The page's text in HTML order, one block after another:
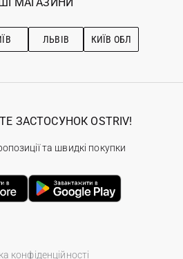
з догляду
ЛЬВІВ КИЇВ ОБЛ
конфіденційності
ЗАСТОСУНОК OSTRIV!
та швидкі покупки